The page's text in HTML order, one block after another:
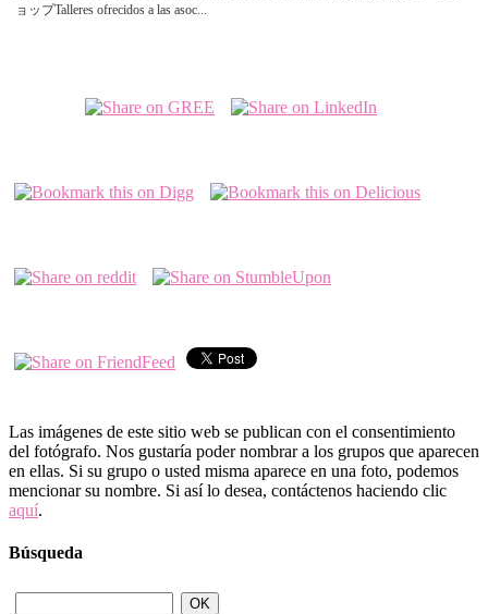
ョップTalleres ofrecidos a las asoc...
Las imágenes de este sitio web se publican con el consentimiento
del fotógrafo. Nos gustaría poder nombrar a los grupos que aparecen
en ellas. Si su grupo o usted misma aparece en una foto, podemos
mencionar su nombre. Si así lo desea, contáctenos haciendo clic
aquí.
Búsqueda